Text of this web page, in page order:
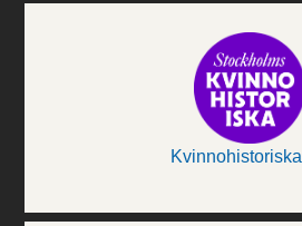
Kvinnohistoriska